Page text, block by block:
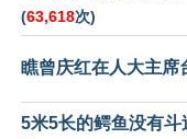
(63,618次)
瞧曾庆红在人大主席
5米5长的鳄鱼没有斗